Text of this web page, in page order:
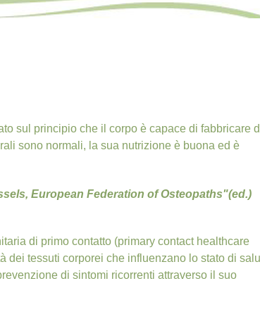
sul principio che il corpo è capace di fabbricare
sono normali, la sua nutrizione è buona ed è
European Federation of Osteopaths"(ed.)
di primo contatto (primary contact healthcare
dei tessuti corporei che influenzano lo stato di
di sintomi ricorrenti attraverso il suo